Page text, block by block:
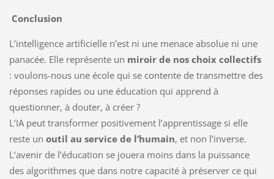
Conclusion
L’intelligence artificielle n’est ni une menace absolue ni une
panacée. Elle représente un miroir de nos choix collectifs
: voulons-nous une école qui se contente de transmettre des
réponses rapides ou une éducation qui apprend à
questionner, à douter, à créer ?
L’IA peut transformer positivement l’apprentissage si elle
reste un outil au service de l’humain, et non l’inverse.
L’avenir de l’éducation se jouera moins dans la puissance
des algorithmes que dans notre capacité à préserver ce qui